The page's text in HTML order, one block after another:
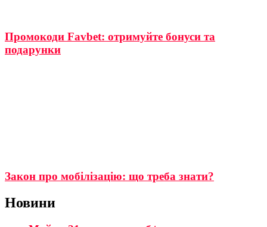
Промокоди Favbet: отримуйте бонуси та
подарунки
Закон про мобілізацію: що треба знати?
Новини